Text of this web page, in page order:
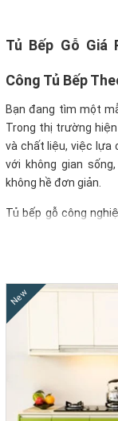
Tủ Bếp Gỗ Giá
Công Tủ Bếp
Bạn đang tìm một
Trong thị trường
và chất liệu, việc lựa
với không gian
không hề đơn giản.
Tủ bếp gỗ công
nghiệm, Nhà Decor
bếp gỗ rẻ được
tủ bếp đẹpbao gồm:
–
Tủ bếp phủ
Tủ bếp Acrylic
New